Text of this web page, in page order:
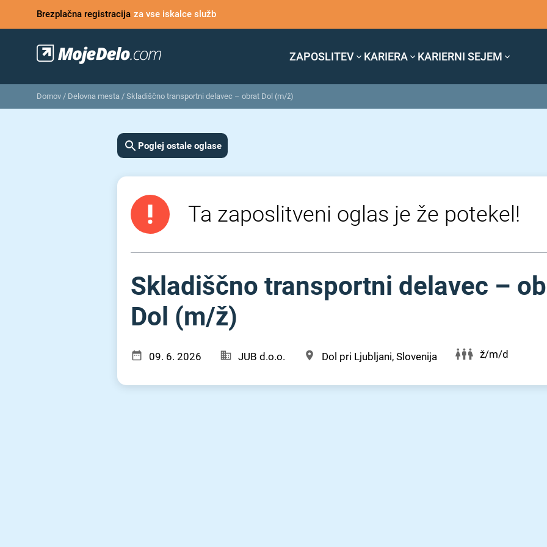
Brezplačna registracija za vse iskalce služb
ZAPOSLITEV KARIERA KARIERNI SEJEM
Domov / Delovna mesta / Skladiščno transportni delavec – obrat Dol (m/ž)
Poglej ostale oglase
Ta zaposlitveni oglas je že potekel!
Skladiščno transportni delavec –
Dol (m⁠/⁠ž)
09. 6. 2026 JUB d.o.o. Dol pri Ljubljani, Slovenija ž/m/d